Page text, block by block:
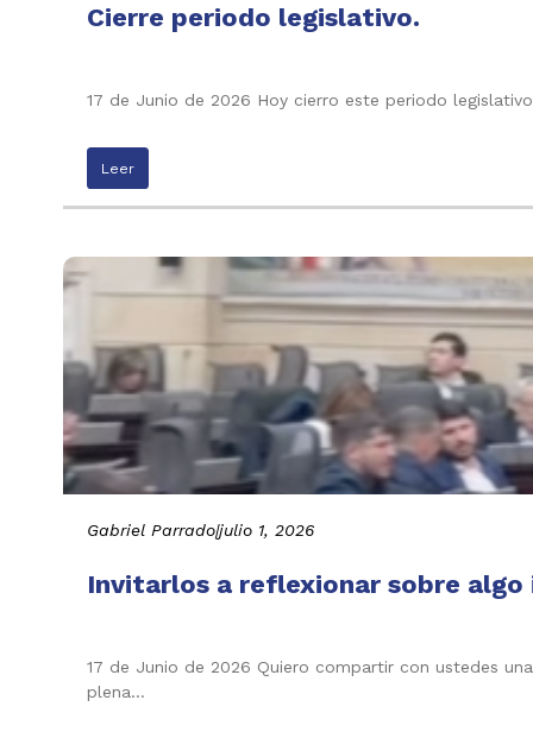
Cierre periodo legislativo.
17 de Junio de 2026 Hoy cierro este periodo
Leer
Gabriel Parrado|julio 1, 2026
Invitarlos a reflexionar sobre
17 de Junio de 2026 Quiero compartir con ustedes
plena…